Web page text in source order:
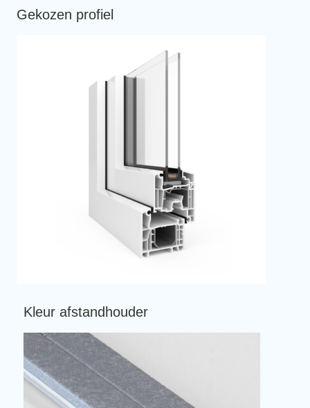
Gekozen profiel
Kleur afstandhouder